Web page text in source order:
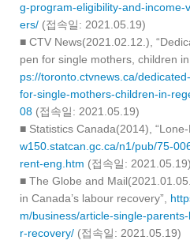
g-program-eligibility-and-
ers/ (접속일: 2021.05.19)
■ CTV News(2021.02.12.),
pen for single mothers, children
ps://toronto.ctvnews.ca/
for-single-mothers-children-in-
08 (접속일: 2021.05.19)
■ Statistics Canada(2014), “Lone-
w150.statcan.gc.ca/n1/pub/75-
rent-eng.htm (접속일: 2021.05.19)
■ The Globe and
in Canada’s labour recovery”,
m/business/article-single-
r-recovery/ (접속일: 2021.05.19)